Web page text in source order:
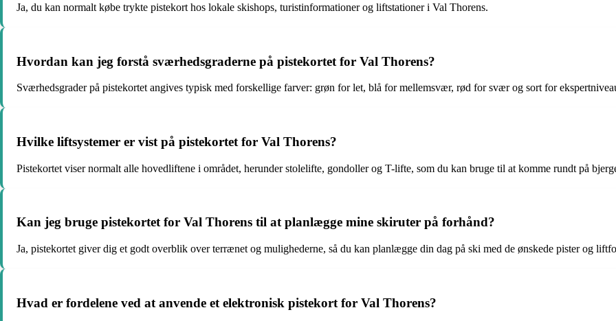
Ja, du kan normalt købe trykte pistekort hos lokale skishops, turistinformationer og liftstationer i Val Thorens.
Hvordan kan jeg forstå sværhedsgraderne på pistekortet for Val Thorens?
Sværhedsgrader på pistekortet angives typisk med forskellige farver: grøn for let, blå for mellemsvær, rød for svær og sort for
Hvilke liftsystemer er vist på pistekortet for Val Thorens?
Pistekortet viser normalt alle hovedliftene i området, herunder stolelifte, gondoller og T-lifte, som du kan bruge til at komme rundt på
Kan jeg bruge pistekortet for Val Thorens til at planlægge mine skiruter på forhånd?
Ja, pistekortet giver dig et godt overblik over terrænet og mulighederne, så du kan planlægge din dag på ski med de ønskede pister og
Hvad er fordelene ved at anvende et elektronisk pistekort for Val Thorens?